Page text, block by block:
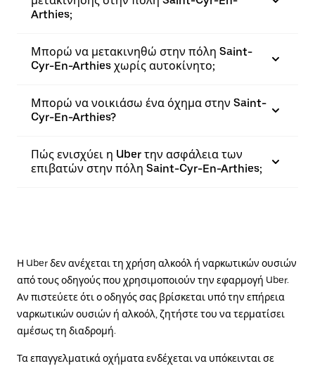
Arthies;
Μπορώ να μετακινηθώ στην πόλη Saint-
Cyr-En-Arthies χωρίς αυτοκίνητο;
Μπορώ να νοικιάσω ένα όχημα στην Saint-
Cyr-En-Arthies?
Πώς ενισχύει η Uber την ασφάλεια των
επιβατών στην πόλη Saint-Cyr-En-Arthies;
Η Uber δεν ανέχεται τη χρήση αλκοόλ ή ναρκωτικών ουσιών
από τους οδηγούς που χρησιμοποιούν την εφαρμογή Uber.
Αν πιστεύετε ότι ο οδηγός σας βρίσκεται υπό την επήρεια
ναρκωτικών ουσιών ή αλκοόλ, ζητήστε του να τερματίσει
αμέσως τη διαδρομή.
Τα επαγγελματικά οχήματα ενδέχεται να υπόκεινται σε